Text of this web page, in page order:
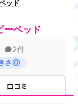
ッド
ーベッド
2件
さ
口コミ